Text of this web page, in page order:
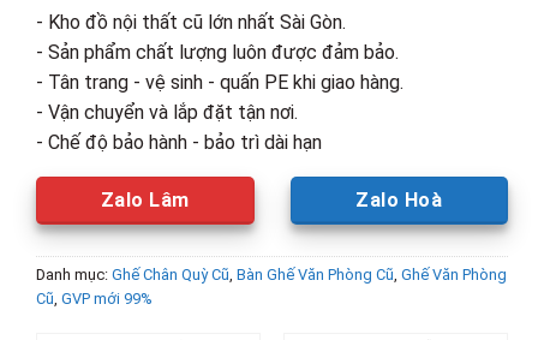
- Kho đồ nội thất cũ lớn nhất Sài Gòn.
- Sản phẩm chất lượng luôn được đảm bảo.
- Tân trang - vệ sinh - quấn PE khi giao hàng.
- Vận chuyển và lắp đặt tận nơi.
- Chế độ bảo hành - bảo trì dài hạn
Zalo Lâm Zalo Hoà
Danh mục: Ghế Chân Quỳ Cũ, Bàn Ghế Văn Phòng Cũ, Ghế Văn Phòng
Cũ, GVP mới 99%